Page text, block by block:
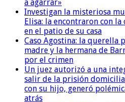
a agarrar»
Investigan la misteriosa
Elisa: la encontraron con
en el patio de su casa
Caso Agostina: la querella
madre y la hermana de
por el crimen
Un juez autorizó a una
salir de la prisión
con su hijo, generó
atrás